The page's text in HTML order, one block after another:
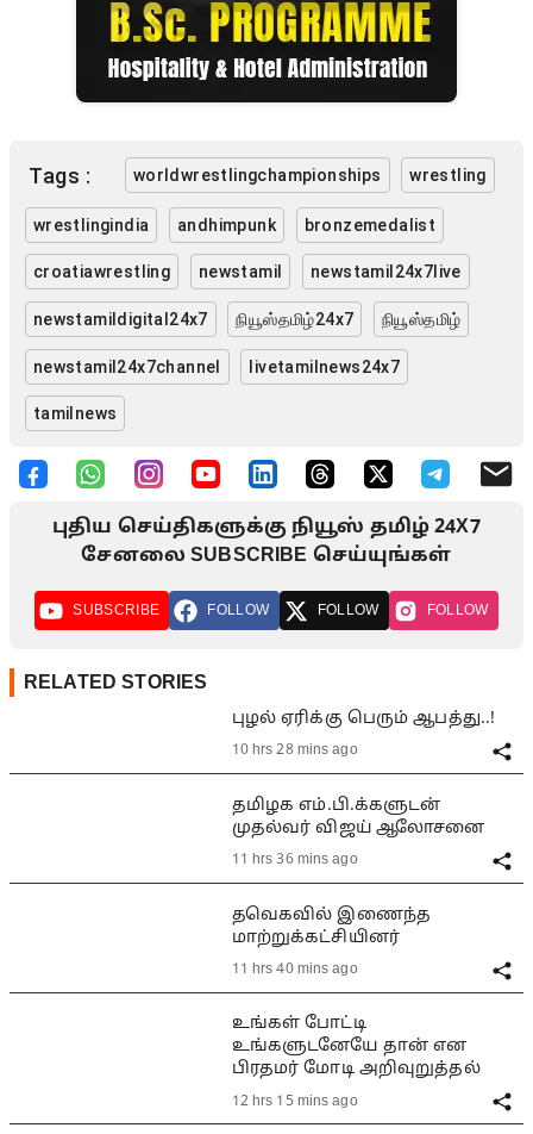
Tags : worldwrestlingchampionships wrestling
wrestlingindia andhimpunk bronzemedalist
croatiawrestling newstamil newstamil24x7live
newstamildigital24x7 நியூஸ்தமிழ்24x7 நியூஸ்தமிழ்
newstamil24x7channel livetamilnews24x7
tamilnews
புதிய செய்திகளுக்கு நியூஸ் தமிழ் 24X7
சேனலை SUBSCRIBE செய்யுங்கள்
SUBSCRIBE FOLLOW FOLLOW FOLLOW
RELATED STORIES
புழல் ஏரிக்கு பெரும் ஆபத்து..!
10 hrs 28 mins ago
தமிழக எம்.பி.க்களுடன்
முதல்வர் விஜய் ஆலோசனை
11 hrs 36 mins ago
தவெகவில் இணைந்த
மாற்றுக்கட்சியினர்
11 hrs 40 mins ago
உங்கள் போட்டி
உங்களுடனேயே தான் என
பிரதமர் மோடி அறிவுறுத்தல்
12 hrs 15 mins ago